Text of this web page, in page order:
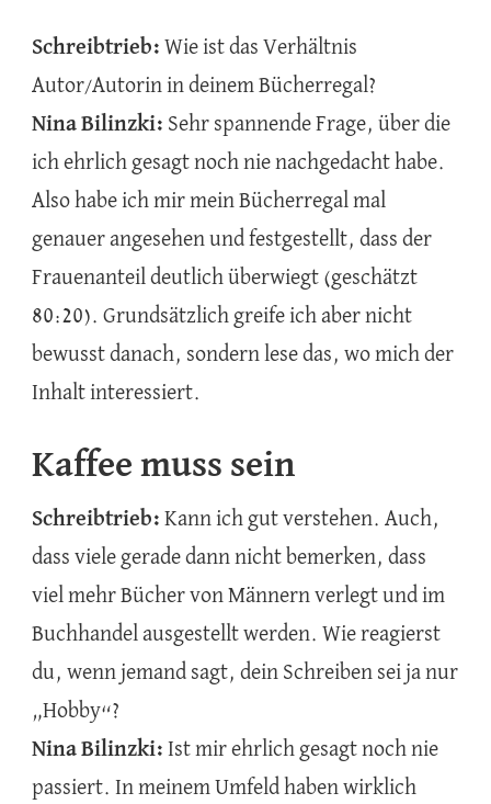
Schreibtrieb: Wie ist das Verhältnis
Autor/Autorin in deinem Bücherregal?
Nina Bilinzki: Sehr spannende Frage, über die
ich ehrlich gesagt noch nie nachgedacht habe.
Also habe ich mir mein Bücherregal mal
genauer angesehen und festgestellt, dass der
Frauenanteil deutlich überwiegt (geschätzt
80:20). Grundsätzlich greife ich aber nicht
bewusst danach, sondern lese das, wo mich der
Inhalt interessiert.
Kaffee muss sein
Schreibtrieb: Kann ich gut verstehen. Auch,
dass viele gerade dann nicht bemerken, dass
viel mehr Bücher von Männern verlegt und im
Buchhandel ausgestellt werden. Wie reagierst
du, wenn jemand sagt, dein Schreiben sei ja nur
„Hobby“?
Nina Bilinzki: Ist mir ehrlich gesagt noch nie
passiert. In meinem Umfeld haben wirklich